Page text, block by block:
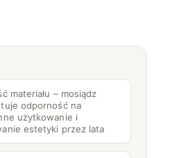
materiału – mosiądz
odporność na
użytkowanie i
estetyki przez lata